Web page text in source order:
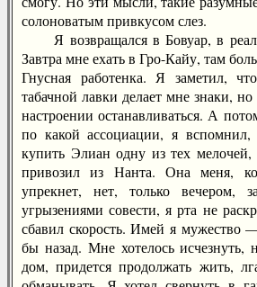
солоноватым привкусом слез.
Я возвращался в Бовуар, в
Завтра мне ехать в Гро-Кайу, там
Гнусная работенка. Я заметил,
табачной лавки делает мне знаки,
настроении останавливаться. А
по какой ассоциации, я вспомнил,
купить Элиан одну из тех мелочей,
привозил из Нанта. Она меня,
упрекнет, нет, только вечером,
угрызениями совести, я рта не
сбавил скорость. Имей я мужество
бы назад. Мне хотелось исчезнуть,
дом, придется продолжать жить,